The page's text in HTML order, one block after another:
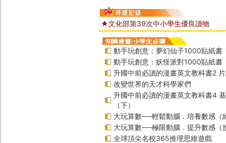
★文化部第39次中小學生優良讀物
動手玩創意：夢幻仙子1000貼紙書
動手玩創意：妖怪派對1000貼紙書
升國中前必讀的漫畫英文教科書2
改變世界的天才科學家們
升國中前必讀的漫畫英文教科書4
（下）
大玩算數──輕鬆動腦．培養數感（
大玩算數──極限動腦．提升數感（
全球頂尖名校365推理思維遊戲